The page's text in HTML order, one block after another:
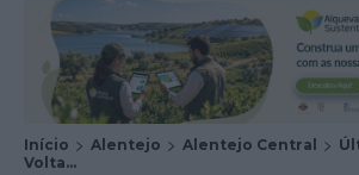
Início Alentejo Alentejo Central
Volta...